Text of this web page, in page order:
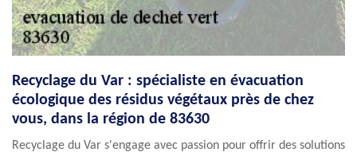
Recyclage du Var : spécialiste en évacuation
écologique des résidus végétaux près de chez
vous, dans la région de 83630
Recyclage du Var s'engage avec passion pour offrir des solutions